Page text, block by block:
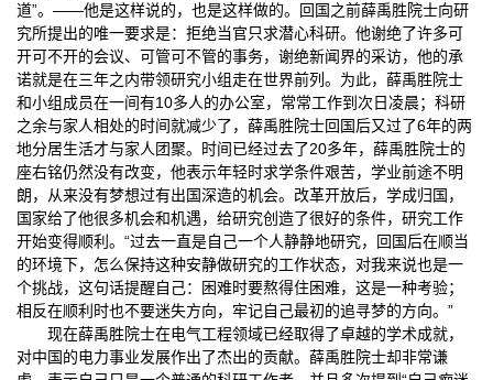
道”。——他是这样说的，也是这样做的。回国之前薛禹胜院士向研
究所提出的唯一要求是：拒绝当官只求潜心科研。他谢绝了许多可
开可不开的会议、可管可不管的事务，谢绝新闻界的采访，他的承
诺就是在三年之内带领研究小组走在世界前列。为此，薛禹胜院士
和小组成员在一间有10多人的办公室，常常工作到次日凌晨；科研
之余与家人相处的时间就减少了，薛禹胜院士回国后又过了6年的两
地分居生活才与家人团聚。时间已经过去了20多年，薛禹胜院士的
座右铭仍然没有改变，他表示年轻时求学条件艰苦，学业前途不明
朗，从来没有梦想过有出国深造的机会。改革开放后，学成归国，
国家给了他很多机会和机遇，给研究创造了很好的条件，研究工作
开始变得顺利。“过去一直是自己一个人静静地研究，回国后在顺当
的环境下，怎么保持这种安静做研究的工作状态，对我来说也是一
个挑战，这句话提醒自己：困难时要熬得住困难，这是一种考验；
相反在顺利时也不要迷失方向，牢记自己最初的追寻梦的方向。”
现在薛禹胜院士在电气工程领域已经取得了卓越的学术成就，
对中国的电力事业发展作出了杰出的贡献。薛禹胜院士却非常谦